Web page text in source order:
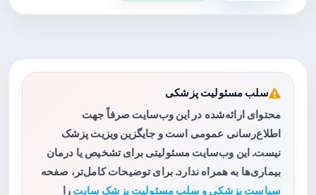
سلب مسئولیت پزشکی
محتوای ارائه‌شده در این وب‌سایت صرفاً جهت
اطلاع‌رسانی عمومی است و جایگزین ویزیت پزشک
نیست. این وب‌سایت مسئولیتی برای تشخیص یا درمان
بیماری‌ها به همراه ندارد. برای توضیحات کامل‌تر، صفحه
سیاست پزشکی و سلب مسئولیت پزشک سایت را